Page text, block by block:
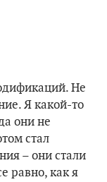
Не
Я какой-то
они не
стал
– они стали
равно, как я